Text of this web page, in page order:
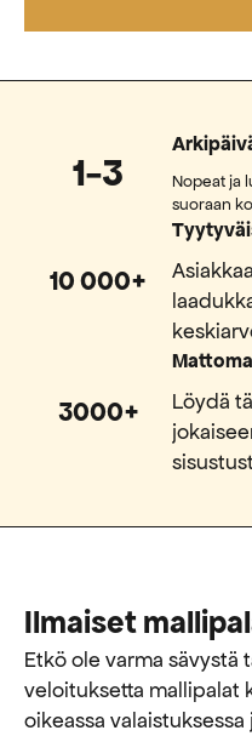
1-3
Nopeat ja
suoraan
10 000+
3000+
Löydä
Ilmaiset
Etkö ole varma sävystä
veloituksetta mallipalat
oikeassa